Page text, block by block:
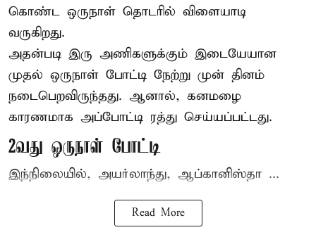
கொண்ட ஒருநாள் தொடரில் விளையாடி
வருகிறது.
அதன்படி இரு அணிகளுக்கும் இடையேயான
முதல் ஒருநாள் போட்டி நேற்று முன் தினம்
நடைபெறவிருந்தது. ஆனால், கனமழை
காரணமாக அப்போட்டி ரத்து செய்யப்பட்டது.
2வது ஒருநாள் போட்டி
இந்நிலையில், அயர்லாந்து, ஆப்கானிஸ்தா ...
Read More